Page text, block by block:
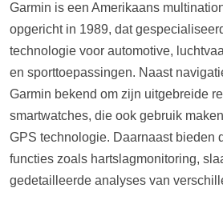
Garmin is een Amerikaans
opgericht in 1989, dat
technologie voor automotive,
en sporttoepassingen. Naast
Garmin bekend om zijn uitgebreide
smartwatches, die ook gebruik
GPS technologie. Daarnaast bieden
functies zoals hartslagmonitoring,
gedetailleerde analyses van